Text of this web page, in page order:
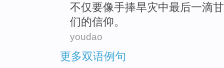
不仅要像手捧旱灾中最后一滴
们的信仰。
youdao
更多双语例句